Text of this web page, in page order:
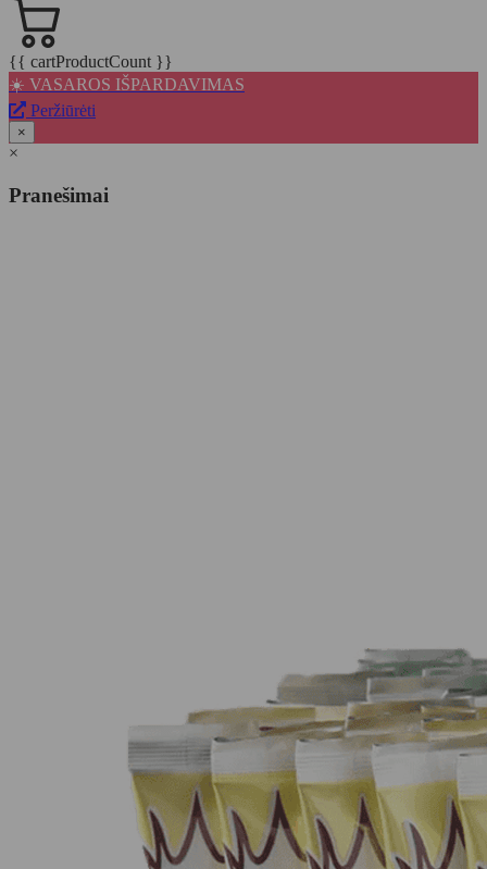
{{ cartProductCount }}
☀️ VASAROS IŠPARDAVIMAS
Peržiūrėti
×
×
Pranešimai